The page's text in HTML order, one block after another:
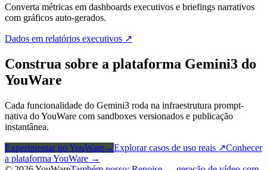
Converta métricas em dashboards executivos e briefings narrativos
com gráficos auto-gerados.
Dados em relatórios executivos ↗
Construa sobre a plataforma Gemini3 do
YouWare
Cada funcionalidade do Gemini3 roda na infraestrutura prompt-
nativa do YouWare com sandboxes versionados e publicação
instantânea.
Experimentar no YouWare→Explorar casos de uso reais ↗Conhecer
a plataforma YouWare →